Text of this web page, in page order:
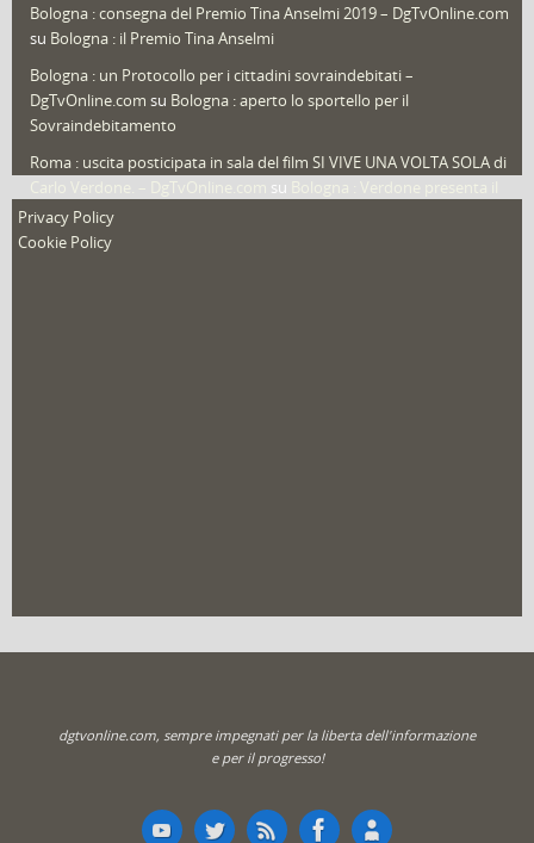
Video (archivio) (263)
Bologna : consegna del Premio Tina Anselmi 2019 – DgTvOnline.com
su Bologna : il Premio Tina Anselmi
Bologna : un Protocollo per i cittadini sovraindebitati –
DgTvOnline.com su Bologna : aperto lo sportello per il
Sovraindebitamento
Roma : uscita posticipata in sala del film SI VIVE UNA VOLTA SOLA di
su
nuovo film
Privacy Policy
Cookie Policy
dgtvonline.com, sempre impegnati per la liberta dell'informazione
e per il progresso!